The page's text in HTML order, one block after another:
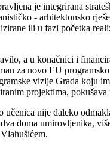
je integrirana
- arhitektonsko
ili u fazi početka
a u konačnici i
za novo EU
vizije Grada koju
projektima,
učenica nije daleko
doma umirovljenika,